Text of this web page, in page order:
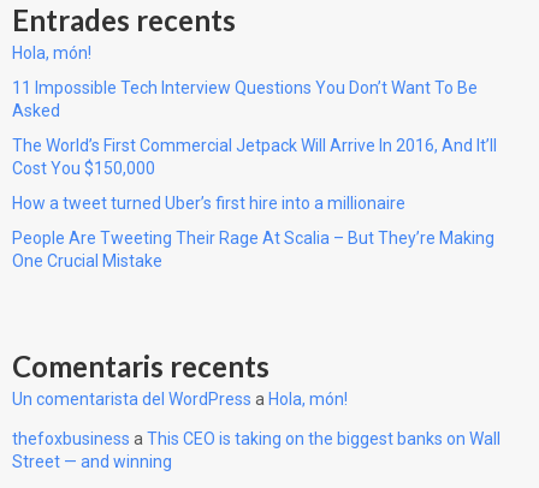
Entrades recents
Hola, món!
11 Impossible Tech Interview Questions You Don’t Want To Be
Asked
The World’s First Commercial Jetpack Will Arrive In 2016, And It’ll
Cost You $150,000
How a tweet turned Uber’s first hire into a millionaire
People Are Tweeting Their Rage At Scalia – But They’re Making
One Crucial Mistake
Comentaris recents
Un comentarista del WordPress a Hola, món!
thefoxbusiness a This CEO is taking on the biggest banks on Wall
Street — and winning